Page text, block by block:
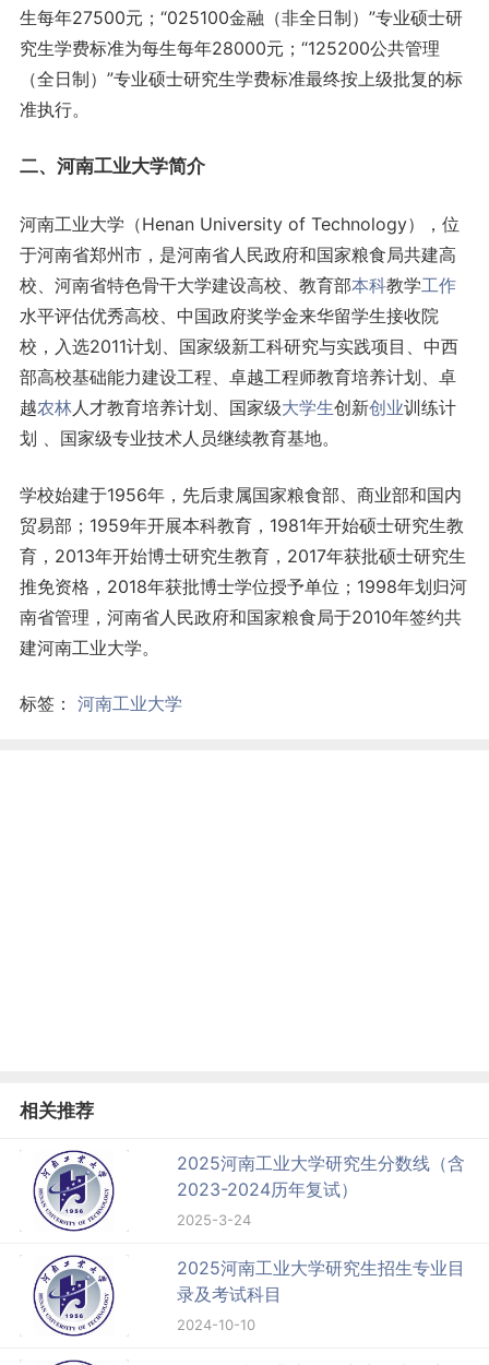
生每年27500元；“025100金融（非全日制）”专业硕士研
究生学费标准为每生每年28000元；“125200公共管理
（全日制）”专业硕士研究生学费标准最终按上级批复的标
准执行。
二、河南工业大学简介
河南工业大学（Henan University of Technology），位
于河南省郑州市，是河南省人民政府和国家粮食局共建高
校、河南省特色骨干大学建设高校、教育部本科教学工作
水平评估优秀高校、中国政府奖学金来华留学生接收院
校，入选2011计划、国家级新工科研究与实践项目、中西
部高校基础能力建设工程、卓越工程师教育培养计划、卓
越农林人才教育培养计划、国家级大学生创新创业训练计
划 、国家级专业技术人员继续教育基地。
学校始建于1956年，先后隶属国家粮食部、商业部和国内
贸易部；1959年开展本科教育，1981年开始硕士研究生教
育，2013年开始博士研究生教育，2017年获批硕士研究生
推免资格，2018年获批博士学位授予单位；1998年划归河
南省管理，河南省人民政府和国家粮食局于2010年签约共
建河南工业大学。
标签： 河南工业大学
相关推荐
2025河南工业大学研究生分数线（含
2023-2024历年复试）
2025-3-24
2025河南工业大学研究生招生专业目
录及考试科目
2024-10-10